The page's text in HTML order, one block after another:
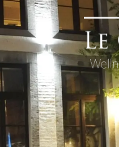
VOIR